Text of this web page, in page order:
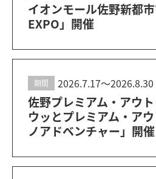
イオンモール佐野新都
EXPO」開催
佐野プレミアム・アウ
ウッとプレミアム・ア
ノアドベンチャー」開催
期間 2026.7.17〜2026.8.30